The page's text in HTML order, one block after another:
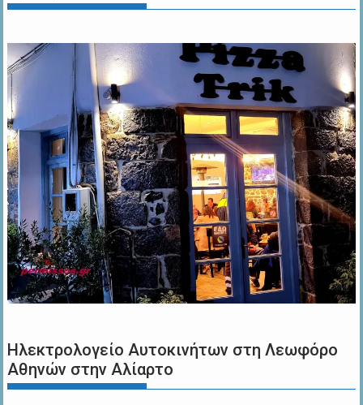
Ηλεκτρολογείο Αυτοκινήτων στη Λεωφόρο
Αθηνών στην Αλίαρτο